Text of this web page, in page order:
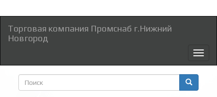
Торговая компания Промснаб г.Нижний
Новгород
Форма
поиска